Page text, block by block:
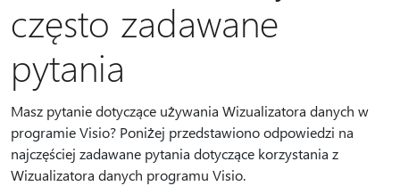
często zadawane
pytania
Masz pytanie dotyczące używania Wizualizatora danych w
programie Visio? Poniżej przedstawiono odpowiedzi na
najczęściej zadawane pytania dotyczące korzystania z
Wizualizatora danych programu Visio.